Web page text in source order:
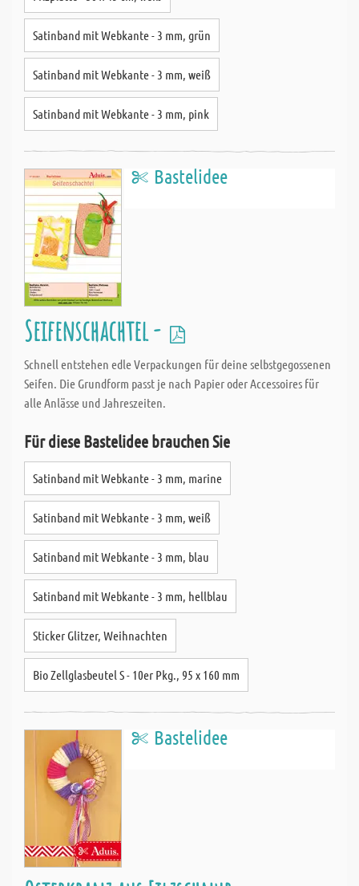
Satinband mit Webkante - 3 mm, grün
Satinband mit Webkante - 3 mm, weiß
Satinband mit Webkante - 3 mm, pink
Bastelidee
Seifenschachtel -
Schnell entstehen edle Verpackungen für deine selbstgegossenen
Seifen. Die Grundform passt je nach Papier oder Accessoires für
alle Anlässe und Jahreszeiten.
Für diese Bastelidee brauchen Sie
Satinband mit Webkante - 3 mm, marine
Satinband mit Webkante - 3 mm, weiß
Satinband mit Webkante - 3 mm, blau
Satinband mit Webkante - 3 mm, hellblau
Sticker Glitzer, Weihnachten
Bio Zellglasbeutel S - 10er Pkg., 95 x 160 mm
Bastelidee